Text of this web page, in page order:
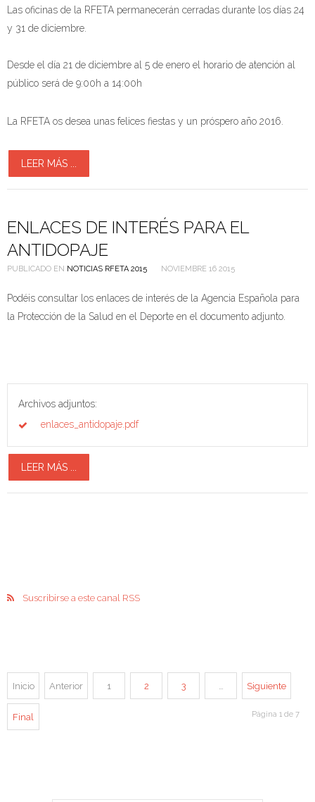
Las oficinas de la RFETA permanecerán cerradas durante los días 24
y 31 de diciembre.
Desde el día 21 de diciembre al 5 de enero el horario de atención al
público será de 9:00h a 14:00h
La RFETA os desea unas felices fiestas y un próspero año 2016.
LEER MÁS ...
ENLACES DE INTERÉS PARA EL
ANTIDOPAJE
PUBLICADO EN NOTICIAS RFETA 2015 NOVIEMBRE 16 2015
Podéis consultar los enlaces de interés de la Agencia Española para
la Protección de la Salud en el Deporte en el documento adjunto.
Archivos adjuntos:
enlaces_antidopaje.pdf
LEER MÁS ...
Suscribirse a este canal RSS
Inicio Anterior 1 2 3 … Siguiente
Final Página 1 de 7